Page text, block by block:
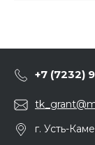
+7 (7232)
г. Усть-